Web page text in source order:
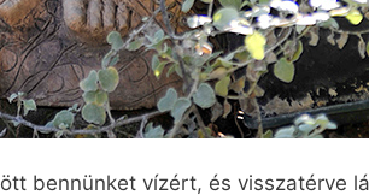
bennünket vízért, és visszatérve